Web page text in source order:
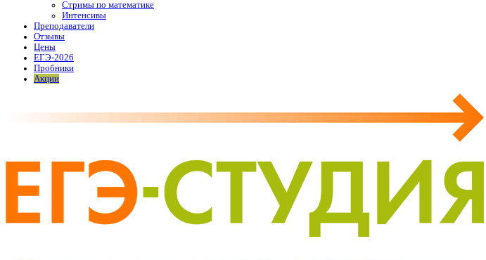
Стримы по математике
Интенсивы
Преподаватели
Отзывы
Цены
ЕГЭ-2026
Пробники
Акции